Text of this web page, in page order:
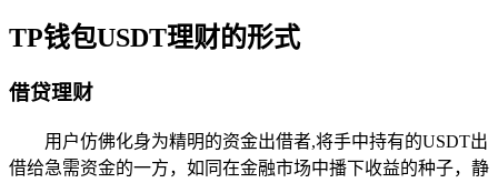
TP钱包USDT理财的形式
借贷理财
用户仿佛化身为精明的资金出借者,将手中持有的USDT出
借给急需资金的一方，如同在金融市场中播下收益的种子，静